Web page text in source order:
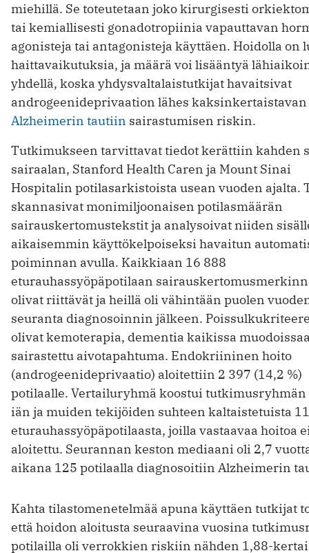
miehillä. Se toteutetaan joko kirurgisesti
tai kemiallisesti gonadotropiinia vapauttavan
agonisteja tai antagonisteja käyttäen. Hoidolla on
haittavaikutuksia, ja määrä voi lisääntyä
yhdellä, koska yhdysvaltalaistutkijat havaitsivat
androgeenideprivaation lähes kaksinkertaistavan
Alzheimerin tautiin sairastumisen riskin.
Tutkimukseen tarvittavat tiedot kerättiin kahden
sairaalan, Stanford Health Caren ja Mount Sinai
Hospitalin potilasarkistoista usean vuoden ajalta.
skannasivat monimiljoonaisen potilasmäärän
sairauskertomustekstit ja analysoivat niiden
aikaisemmin käyttökelpoiseksi havaitun
poiminnan avulla. Kaikkiaan 16 888
eturauhassyöpäpotilaan
olivat riittävät ja heillä oli vähintään puolen
seuranta diagnosoinnin jälkeen.
olivat kemoterapia, dementia kaikissa
sairastettu aivotapahtuma. Endokriininen hoito
(androgeenideprivaatio) aloitettiin 2 397 (14,2 %)
potilaalle. Vertailuryhmä koostui tutkimusryhmän
iän ja muiden tekijöiden suhteen kaltaistetuista
eturauhassyöpäpotilaasta, joilla vastaavaa hoitoa
aloitettu. Seurannan keston mediaani oli 2,7
aikana 125 potilaalla diagnosoitiin Alzheimerin
Kahta tilastomenetelmää apuna käyttäen tutkijat
että hoidon aloitusta seuraavina vuosina
potilailla oli verrokkien riskiin nähden 1,88-